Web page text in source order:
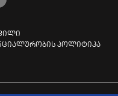
პოლიტიკა